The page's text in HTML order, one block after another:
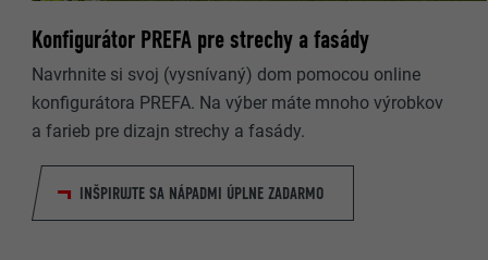
Konfigurátor PREFA pre strechy a fasády
Navrhnite si svoj (vysnívaný) dom pomocou online
konfigurátora PREFA. Na výber máte mnoho výrobkov
a farieb pre dizajn strechy a fasády.
INŠPIRUJTE SA NÁPADMI ÚPLNE ZADARMO
NÁZOV